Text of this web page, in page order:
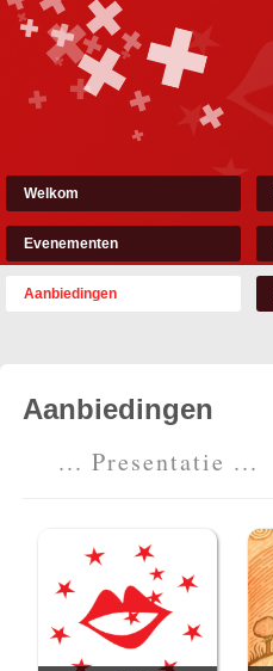
Welkom
Evenementen
Aanbiedingen
Aanbiedingen
... Presentatie ...